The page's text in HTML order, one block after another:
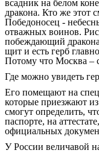
всадник на белом
дракона. Кто же этот
Победоносец -
отважных воинов.
побеждающий
щит и есть герб
Потому что Москва –
Где можно увидеть
Его помещают на
которые приезжают
смогут определить,
паспорте, на
официальных
У России величавой